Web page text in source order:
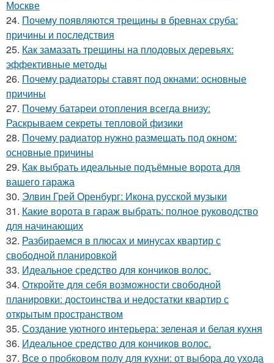
Москве
24. Почему появляются трещины в бревнах сруба:
причины и последствия
25. Как замазать трещины на плодовых деревьях:
эффективные методы
26. Почему радиаторы ставят под окнами: основные
причины
27. Почему батареи отопления всегда внизу:
Раскрываем секреты тепловой физики
28. Почему радиатор нужно размещать под окном:
основные причины
29. Как выбрать идеальные подъёмные ворота для
вашего гаража
30. Элвин Грей Оренбург: Икона русской музыки
31. Какие ворота в гараж выбрать: полное руководство
для начинающих
32. Разбираемся в плюсах и минусах квартир с
свободной планировкой
33. Идеальное средство для кончиков волос.
34. Откройте для себя возможности свободной
планировки: достоинства и недостатки квартир с
открытым пространством
35. Создание уютного интерьера: зеленая и белая кухня
36. Идеальное средство для кончиков волос.
37. Все о пробковом полу для кухни: от выбора до ухода